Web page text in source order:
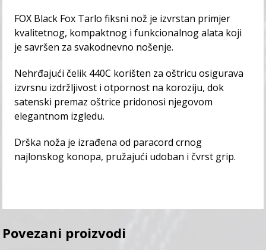
FOX Black Fox Tarlo fiksni nož je izvrstan primjer
kvalitetnog, kompaktnog i funkcionalnog alata koji
je savršen za svakodnevno nošenje.
Nehrđajući čelik 440C korišten za oštricu osigurava
izvrsnu izdržljivost i otpornost na koroziju, dok
satenski premaz oštrice pridonosi njegovom
elegantnom izgledu.
Drška noža je izrađena od paracord crnog
najlonskog konopa, pružajući udoban i čvrst grip.
Povezani proizvodi